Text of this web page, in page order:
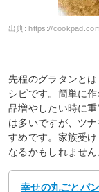
出典:https://
先程のグラタンと
シピです。簡単に
品増やしたい時に
は多いですが、ツ
すめです。家族受
なるかもしれません
幸せの丸ごとパ